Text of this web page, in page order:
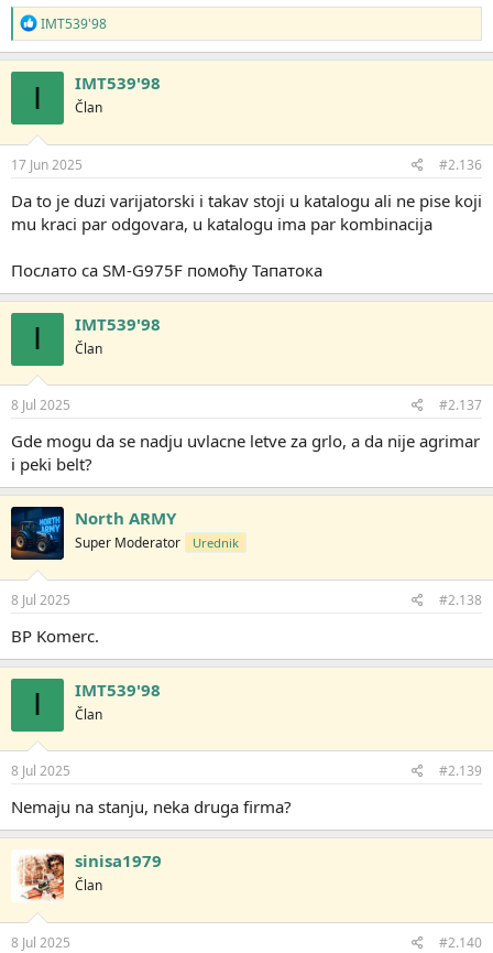
R
e
a
g
a
n
j
:
IMT539'98
I IMT539'98
Član
17 Jun 2025 #2.136
Da to je duzi varijatorski i takav stoji u katalogu ali ne pise koji
mu kraci par odgovara, u katalogu ima par kombinacija
Послато са SM-G975F помоћу Тапатока
I IMT539'98
Član
8 Jul 2025 #2.137
Gde mogu da se nadju uvlacne letve za grlo, a da nije agrimar
i peki belt?
North ARMY
Super Moderator Urednik
8 Jul 2025 #2.138
BP Komerc.
I IMT539'98
Član
8 Jul 2025 #2.139
Nemaju na stanju, neka druga firma?
sinisa1979
Član
8 Jul 2025 #2.140